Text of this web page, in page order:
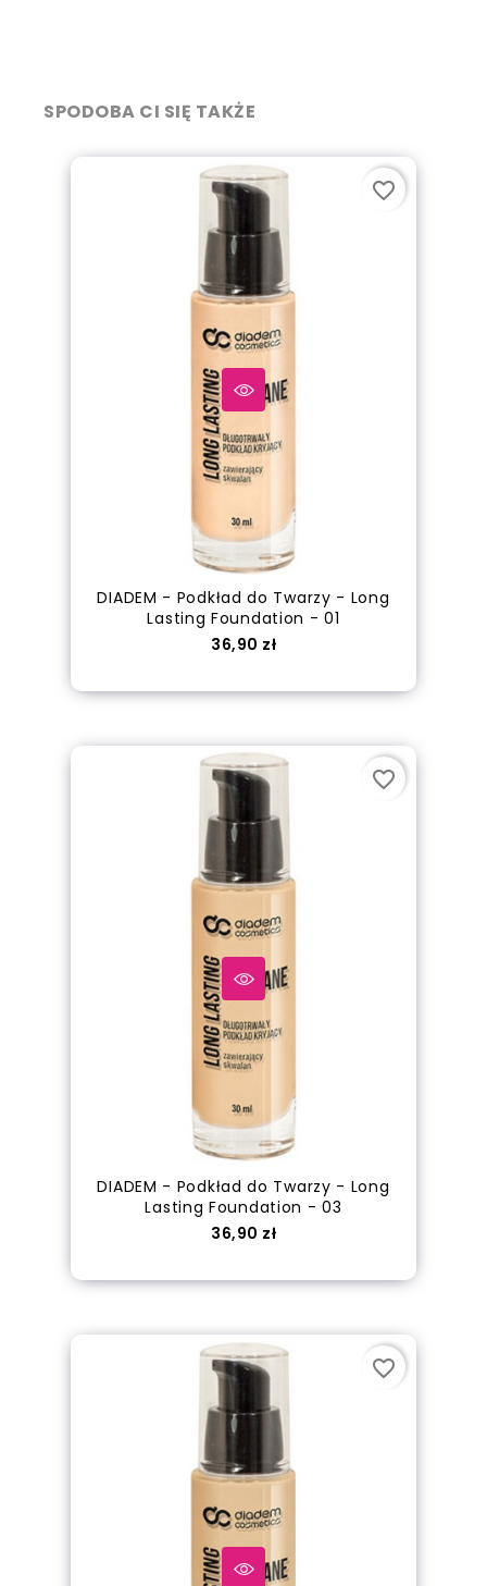
SPODOBA CI SIĘ TAKŻE
DIADEM - Podkład do Twarzy - Long
Lasting Foundation - 01
Cena
36,90 zł
favorite_border
DIADEM - Podkład do Twarzy - Long
Lasting Foundation - 03
Cena
36,90 zł
favorite_border
favorite_border